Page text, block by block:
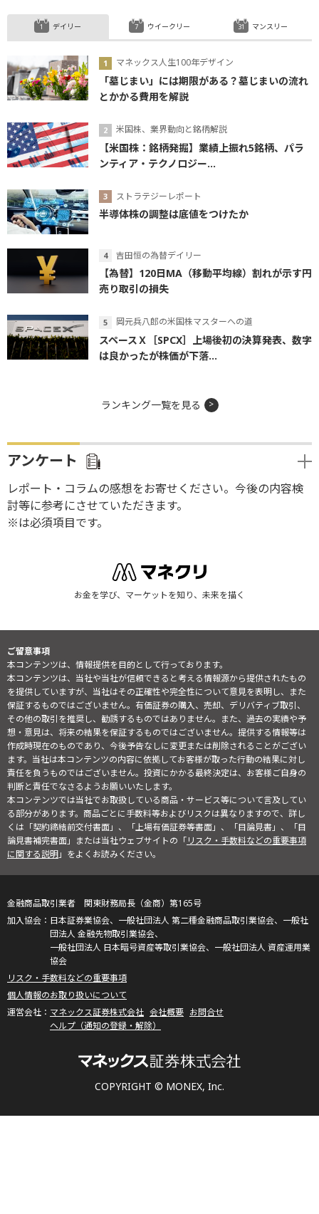
デイリー
マネックス人生100年デザイン
「墓じまい」には期限がある？墓じまいの流れ
とかかる費用を解説
米国株、業界動向と銘柄解説
【米国株：銘柄発掘】業績上振れ5銘柄、パラ
ンティア・テクノロジー...
ストラテジーレポート
半導体株の調整は底値をつけたか
吉田恒の為替デイリー
【為替】120日MA（移動平均線）割れが示す円
売り取引の損失
岡元兵八郎の米国株マスターへの道
スペースＸ［SPCX］上場後初の決算発表、数字
は良かったが株価が下落...
ウイークリー マンスリー
ランキング一覧を見る
アンケート
レポート・コラムの感想をお寄せください。今後の内容検
討等に参考にさせていただきます。
※は必須項目です。
お金を学び、マーケットを知り、未来を描く
ご留意事項
本コンテンツは、情報提供を目的として行っております。
本コンテンツは、当社や当社が信頼できると考える情報源から提供されたもの
を提供していますが、当社はその正確性や完全性について意見を表明し、また
保証するものではございません。有価証券の購入、売却、デリバティブ取引、
その他の取引を推奨し、勧誘するものではありません。また、過去の実績や予
想・意見は、将来の結果を保証するものではございません。提供する情報等は
作成時現在のものであり、今後予告なしに変更または削除されることがござい
ます。当社は本コンテンツの内容に依拠してお客様が取った行動の結果に対し
責任を負うものではございません。投資にかかる最終決定は、お客様ご自身の
判断と責任でなさるようお願いいたします。
本コンテンツでは当社でお取扱している商品・サービス等について言及してい
る部分があります。商品ごとに手数料等およびリスクは異なりますので、詳し
くは「契約締結前交付書面」、「上場有価証券等書面」、「目論見書」、「目
論見書補完書面」または当社ウェブサイトの「リスク・手数料などの重要事項
に関する説明」をよくお読みください。
COPYRIGHT © MONEX, Inc.
金融商品取引業者 関東財務局長（金商）第165号
日本証券業協会、一般社団法人 第二種金融商品取引業協会、一般社
団法人 金融先物取引業協会、
一般社団法人 日本暗号資産等取引業協会、一般社団法人 資産運用業
協会
リスク・手数料などの重要事項
個人情報のお取り扱いについて
マネックス証券株式会社 会社概要 お問合せ
ヘルプ（通知の登録・解除）